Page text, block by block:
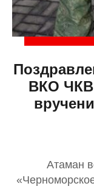
ВКО ЧКВ
Атаман